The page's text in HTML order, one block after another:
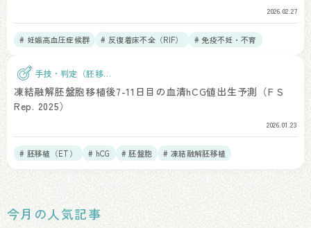
2026.02.27
# 妊娠高血圧症候群 # 反復着床不全（RIF）
# 免疫不妊・不育
手技・判定（胚移
植）
凍結融解胚盤胞移植後7-11日目の血清hCG値出生予測（F S
Rep. 2025）
2026.01.23
# 胚移植（ET） # hCG # 胚盤胞 # 凍結融解胚移植
今月の人気記事